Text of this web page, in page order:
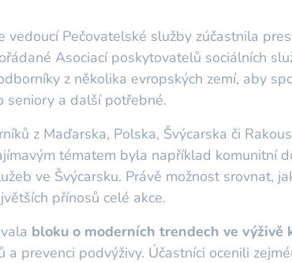
Pečovatelské služby zúčastnila
Asociací poskytovatelů sociálních
z několika evropských zemí, aby
seniory a další potřebné.
z Maďarska, Polska, Švýcarska či
tématem byla například komunitní
ve Švýcarsku. Právě možnost srovnat,
přínosů celé akce.
bloku o moderních trendech ve výživě
prevenci podvýživy. Účastníci ocenili